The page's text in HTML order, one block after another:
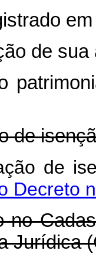
de
de
Decreto
no
Jurídica